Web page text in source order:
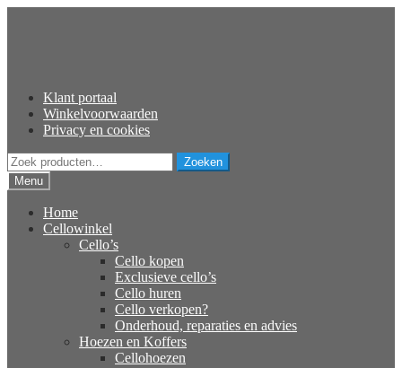
Klant portaal
Winkelvoorwaarden
Privacy en cookies
Zoeken
naar:
Zoeken
Menu
Home
Cellowinkel
Cello’s
Cello kopen
Exclusieve cello’s
Cello huren
Cello verkopen?
Onderhoud, reparaties en advies
Hoezen en Koffers
Cellohoezen